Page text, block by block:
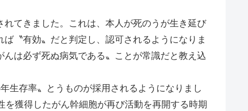
てきました。これは、本人が死のうが生き延び
〝有効〟だと判定し、認可されるようになりま
は必ず死ぬ病気である〟ことが常識だと教え込
生存率〟とうものが採用されるようになりまし
獲得したがん幹細胞が再び活動を再開する時期